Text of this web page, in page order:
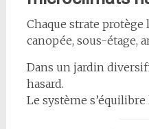
Chaque strate protège
canopée, sous-étage,
Dans un jardin
hasard.
Le système